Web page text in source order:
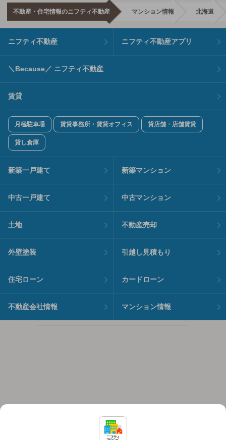
不動産・住宅情報のニフティ不動産 マンション情報 北海道
ニフティ不動産 ニフティ不動産アプリ
＼Because／ ニフティ不動産
賃貸
月極駐車場 賃貸事務所・賃貸オフィス 貸店舗・店舗賃貸
貸し倉庫
新築一戸建て 新築マンション
中古一戸建て 中古マンション
土地 不動産売却
外壁塗装 引越し見積もり
住宅ローン カードローン
不動産会社情報 マンション情報